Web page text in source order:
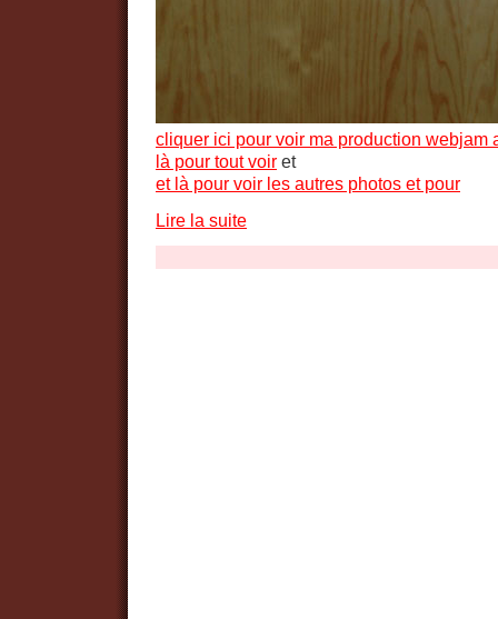
cliquer ici pour voir ma production webjam
là pour tout voir et
et là pour voir les autres photos et pour
Lire la suite